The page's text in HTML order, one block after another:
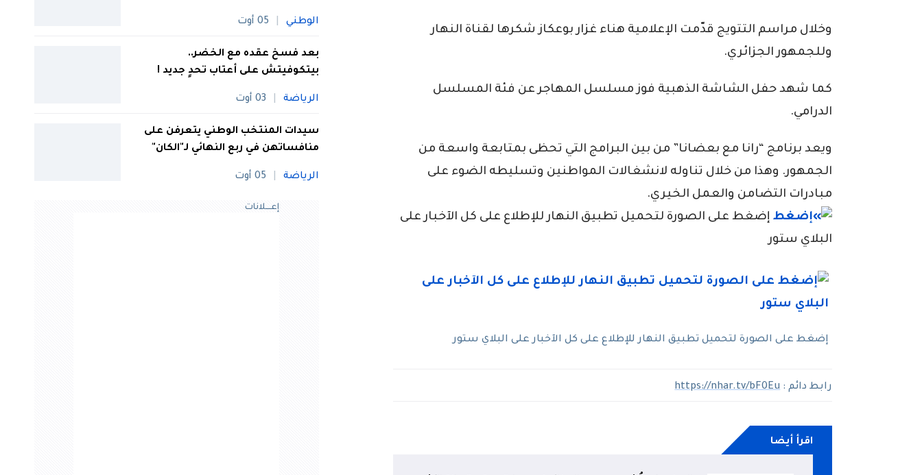
وخلال مراسم التتويج قدّمت الإعلامية هناء غزار بوعكاز شكرها لقناة النهار
وللجمهور الجزائري.
كما شهد حفل الشاشة الذهبية فوز مسلسل المهاجر عن فئة المسلسل
الدرامي.
ويعد برنامج “رانا مع بعضانا” من بين البرامج التي تحظى بمتابعة واسعة من
الجمهور. وهذا من خلال تناوله لانشغالات المواطنين وتسليطه الضوء على
مبادرات التضامن والعمل الخيري.
إضغط على الصورة لتحميل تطبيق النهار للإطلاع على كل الآخبار على
البلاي ستور
إضغط على الصورة لتحميل تطبيق النهار للإطلاع على كل الآخبار على البلاي ستور
رابط دائم :https://nhar.tv/bF0Eu
اقرأ أيضا
الوطني 05 أوت
بعد فسخ عقده مع الخضر..
بيتكوفيتش على أعتاب تحدٍ جديد !
الرياضة 03 أوت
سيدات المنتخب الوطني يتعرفن على
منافساتهن في ربع النهائي لـ"الكان"
الرياضة 05 أوت
إعــــلانات